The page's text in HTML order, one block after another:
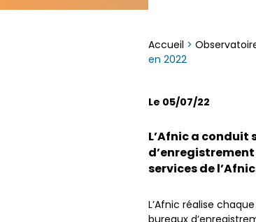
Accueil >
en 2022
Le 05/07/22
L’Afnic a
services de
L’Afnic réalise
bureaux